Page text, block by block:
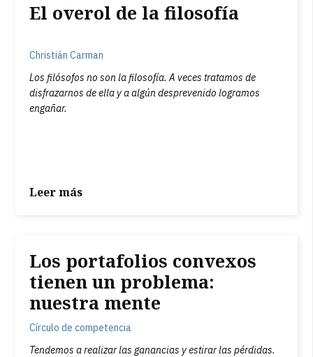
El overol de la filosofía
Christián Carman
Los filósofos no son la filosofía. A veces tratamos de
disfrazarnos de ella y a algún desprevenido logramos
engañar.
Leer más
Los portafolios convexos
tienen un problema:
nuestra mente
Círculo de competencia
Tendemos a realizar las ganancias y estirar las pérdidas.